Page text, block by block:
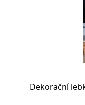
Dekorační